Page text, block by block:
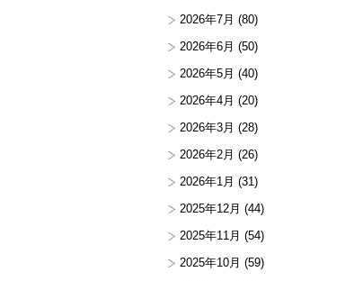
2026年7月 (80)
2026年6月 (50)
2026年5月 (40)
2026年4月 (20)
2026年3月 (28)
2026年2月 (26)
2026年1月 (31)
2025年12月 (44)
2025年11月 (54)
2025年10月 (59)